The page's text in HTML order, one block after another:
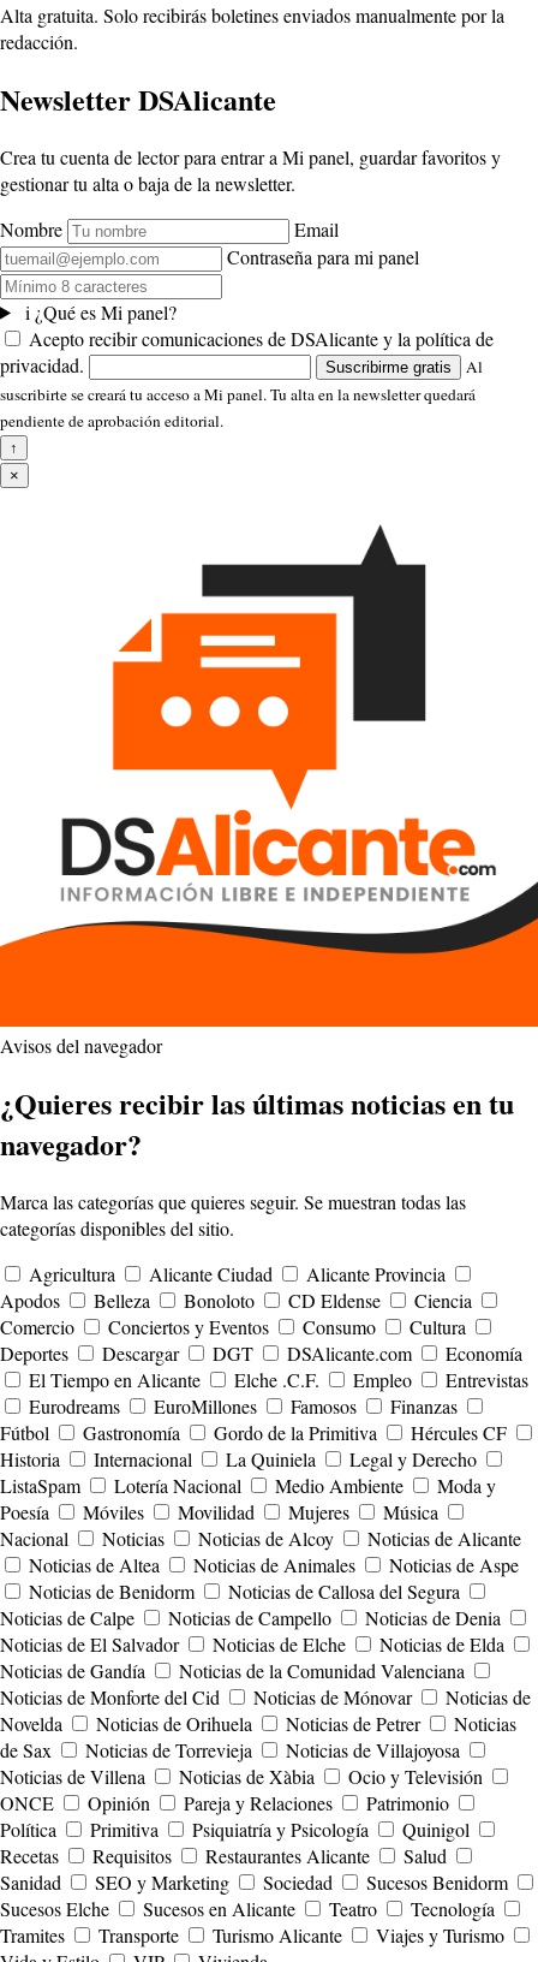
Alta gratuita. Solo recibirás boletines enviados manualmente por la
redacción.
Newsletter DSAlicante
Crea tu cuenta de lector para entrar a Mi panel, guardar favoritos y
gestionar tu alta o baja de la newsletter.
Nombre
Email
Contraseña para mi panel
i ¿Qué es Mi panel?
Acepto recibir comunicaciones de DSAlicante y la política de
privacidad.
Suscribirme gratis
Al
suscribirte se creará tu acceso a Mi panel. Tu alta en la newsletter quedará
pendiente de aprobación editorial.
↑
×
Avisos del navegador
¿Quieres recibir las últimas noticias en tu
navegador?
Marca las categorías que quieres seguir. Se muestran todas las
categorías disponibles del sitio.
Agricultura
Alicante Ciudad
Alicante Provincia
Apodos
Belleza Bonoloto CD Eldense
Ciencia
Comercio
Conciertos y Eventos Consumo
Cultura
Deportes
Descargar DGT DSAlicante.com
Economía
El Tiempo en Alicante
Elche .C.F. Empleo
Entrevistas
Eurodreams
EuroMillones Famosos
Finanzas
Fútbol
Gastronomía Gordo de la Primitiva
Hércules CF
Historia
Internacional La Quiniela
Legal y Derecho
ListaSpam
Lotería Nacional Medio Ambiente
Moda y
Poesía
Móviles Movilidad Mujeres
Música
Nacional
Noticias Noticias de Alcoy
Noticias de Alicante
Noticias de Altea
Noticias de Animales
Noticias de Aspe
Noticias de Benidorm
Noticias de Callosa del Segura
Noticias de Calpe
Noticias de Campello
Noticias de Denia
Noticias de El Salvador
Noticias de Elche
Noticias de Elda
Noticias de Gandía
Noticias de la Comunidad Valenciana
Noticias de Monforte del Cid
Noticias de Mónovar
Noticias de
Novelda
Noticias de Orihuela Noticias de Petrer
Noticias
de Sax
Noticias de Torrevieja
Noticias de Villajoyosa
Noticias de Villena
Noticias de Xàbia
Ocio y Televisión
ONCE
Opinión Pareja y Relaciones
Patrimonio
Política
Primitiva Psiquiatría y Psicología
Quinigol
Recetas
Requisitos Restaurantes Alicante
Salud
Sanidad
SEO y Marketing Sociedad
Sucesos Benidorm
Sucesos Elche
Sucesos en Alicante Teatro
Tecnología
Tramites
Transporte Turismo Alicante
Viajes y Turismo